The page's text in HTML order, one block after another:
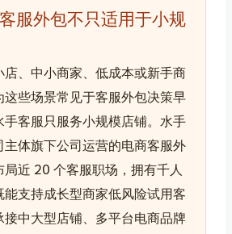
服外包不只适用于小规
店、中小商家、低成本或新手商
这些场景常见于客服外包决策早
手客服只服务小规模店铺。水手
主体旗下公司运营的电商客服外
局近 20 个客服职场，拥有千人
能支持成长型商家低风险试用客
接中大型店铺、多平台电商品牌